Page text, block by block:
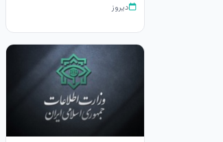
دیروز